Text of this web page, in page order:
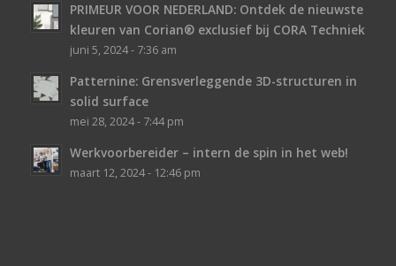
PRIMEUR VOOR NEDERLAND: Ontdek de nieuwste
kleuren van Corian® exclusief bij CORA Techniek
juni 5, 2024 - 7:36 am
Patternine: Grensverleggende 3D-structuren in
solid surface
mei 28, 2024 - 7:44 pm
Werkvoorbereider – intern de spin in het web!
maart 12, 2024 - 12:46 pm